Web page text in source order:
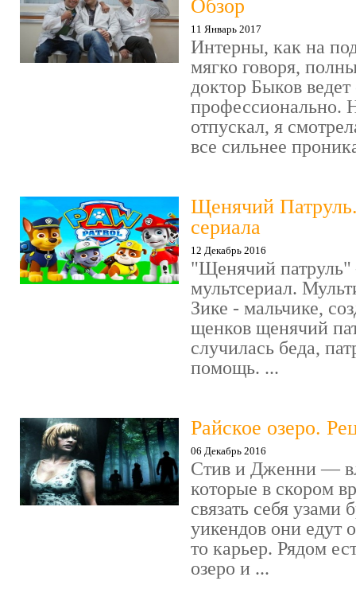
Обзор
11 Январь 2017
Интерны, как на
мягко говоря,
доктор Быков ведет
профессионально.
отпускал, я
все сильнее
Щенячий
сериала
12 Декабрь 2016
"Щенячий патруль"
мультсериал.
Зике - мальчике,
щенков щенячий
случилась беда,
помощь. ...
Райское озеро.
06 Декабрь 2016
Стив и Дженни —
которые в скором
связать себя узами
уикендов они едут
то карьер. Рядом
озеро и ...